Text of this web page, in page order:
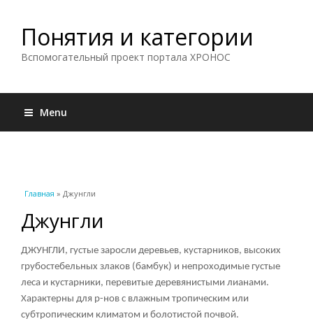
Понятия и категории
Вспомогательный проект портала ХРОНОС
Menu
Вы здесь
Главная » Джунгли
Джунгли
ДЖУНГЛИ, густые заросли деревьев, кустарников, высоких
грубостебельных злаков (бамбук) и непроходимые густые
леса и кустарники, перевитые деревянистыми лианами.
Характерны для р-нов с влажным тропическим или
субтропическим климатом и болотистой почвой.